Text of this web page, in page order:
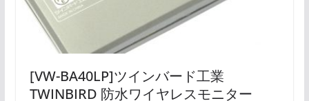
[VW-BA40LP]ツインバード工業
TWINBIRD 防水ワイヤレスモニター